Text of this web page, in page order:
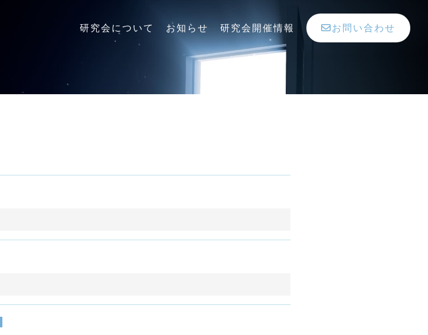
研究会について お知らせ 研究会開催情報 お問い合わせ